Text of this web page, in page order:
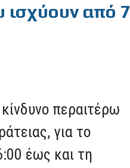
ισχύουν από 7
περαιτέρω
για το
έως και τη